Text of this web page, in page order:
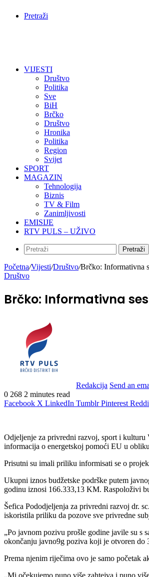
Pretraži
VIJESTI
Društvo
Politika
Sve
BiH
Brčko
Društvo
Hronika
Politika
Region
Svijet
SPORT
MAGAZIN
Tehnologija
Biznis
TV & Film
Zanimljivosti
EMISIJE
RTV PULS – UŽIVO
Pretraži
Početna/Vijesti/Društvo/Brčko: Informativna
Društvo
Brčko: Informativna
Redakcija Send an
0 268 2 minutes read
Facebook X LinkedIn Tumblr Pinterest
Odjeljenje za privredni razvoj, sport i
informacija o energetskoj pomoći EU u
Prisutni su imali priliku informisati se o
Ukupni iznos budžetske podrške putem
godinu iznosi 166.333,13 KM. Raspoloživi
Šefica Pododjeljenja za privredni razvoj dr.
iskoristila priliku da pozove sve privredne
„Po javnom pozivu prošle godine javile su s
okončanju javno9g poziva koji je otvoren do
Prema njenim riječima ovo je samo početak
„Mi očekujemo puno više zahtejva i puno